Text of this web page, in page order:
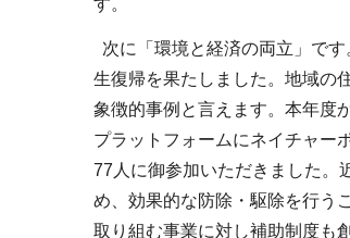
す。
次に「環境と経済の両立」で
生復帰を果たしました。地域の
象徴的事例と言えます。本年度
プラットフォームにネイチャー
77人に御参加いただきました。
め、効果的な防除・駆除を行う
取り組む事業に対し補助制度も